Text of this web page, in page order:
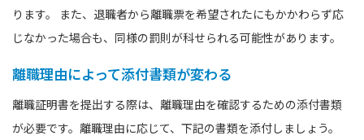
ります。 また、退職者から離職票を希望されたにもかかわらず応
じなかった場合も、同様の罰則が科せられる可能性があります。
離職理由によって添付書類が変わる
離職証明書を提出する際は、離職理由を確認するための添付書類
が必要です。離職理由に応じて、下記の書類を添付しましょう。